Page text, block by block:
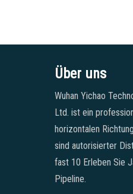
Über uns
Wuhan Yichao
Ltd. ist ein
horizontalen
sind autorisierter
fast 10 Erleben Sie
Pipeline.